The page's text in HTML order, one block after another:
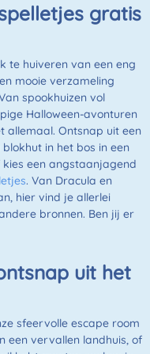
gratis
te huiveren van een eng
mooie verzameling
spookhuizen vol
Halloween-avonturen
allemaal. Ontsnap uit een
in het bos in een
kies een angstaanjagend
. Van Dracula en
hier vind je allerlei
bronnen. Ben jij er
uit het
sfeervolle escape room
een vervallen landhuis, of